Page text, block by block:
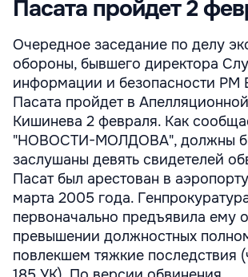
Пасата пройдет 2
Очередное заседание по делу
обороны, бывшего директора
информации и безопасности РМ
Пасата пройдет в
Кишинева 2 февраля. Как
"НОВОСТИ-МОЛДОВА", должны
заслушаны девять свидетелей
Пасат был арестован в
марта 2005 года.
первоначально предъявила ему
превышении должностных
повлекшем тяжкие последствия